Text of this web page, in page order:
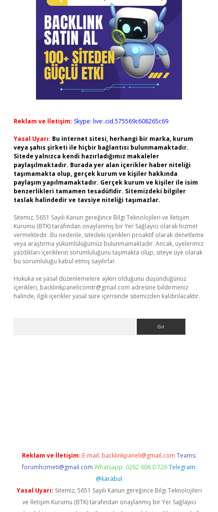
Reklam ve İletişim: Skype: live:.cid.575569c608265c69
Yasal Uyarı: Bu internet sitesi, herhangi bir marka, kurum
veya şahıs şirketi ile hiçbir bağlantısı bulunmamaktadır.
Sitede yalnızca kendi hazırladığımız makaleler
paylaşılmaktadır. Burada yer alan içerikler haber niteliği
taşımamakta olup, gerçek kurum ve kişiler hakkında
paylaşım yapılmamaktadır. Gerçek kurum ve kişiler ile isim
benzerlikleri tamamen tesadüfidir. Sitemizdeki bilgiler
taslak halindedir ve tavsiye niteliği taşımazlar.
Sitemiz, 5651 Sayılı Kanun gereğince Bilgi Teknolojileri ve İletişim
Kurumu (BTK) tarafından onaylanmış bir Yer Sağlayıcı olarak hizmet
vermektedir. Bu nedenle, sitedeki içerikleri proaktif olarak denetleme
veya araştırma yükümlülüğümüz bulunmamaktadır. Ancak, üyelerimiz
yazdıkları içeriklerin sorumluluğunu taşımakta olup, siteye üye olarak
bu sorumluluğu kabul etmiş sayılırlar.
Hukuka ve yasal düzenlemelere aykırı olduğunu düşündüğünüz
içerikleri, backlinkpanelicomtr@gmail.com adresine bildirmeniz
halinde, ilgili içerikler yasal süre içerisinde sitemizden kaldırılacaktır.
Reklam ve İletişim: E-mail: backlinkpaneli@gmail.com Teams:
forumhizmeti@gmail.com Whatsapp: 0262 606 0 726 Telegram:
@karabul
Yasal Uyarı: Sitemiz, 5651 Sayılı Kanun gereğince Bilgi Teknolojileri
ve İletişim Kurumu (BTK) tarafından onaylanmış bir Yer Sağlayıcı